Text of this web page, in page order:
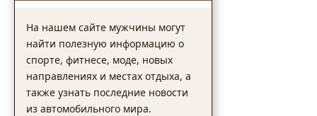
На нашем сайте мужчины могут
найти полезную информацию о
спорте, фитнесе, моде, новых
направлениях и местах отдыха, а
также узнать последние новости
из автомобильного мира.